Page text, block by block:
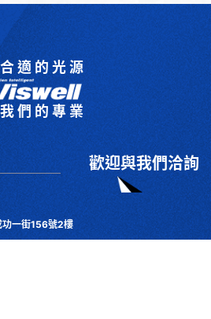
適的光源
們的專業
歡迎與我們洽詢
一街156號2樓